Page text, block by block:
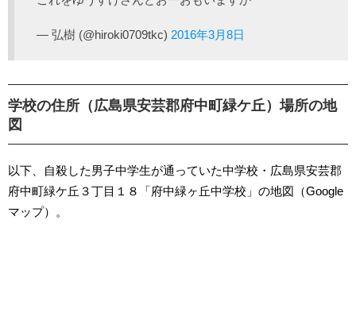
— 弘樹 (@hiroki0709tkc) 2016年3月8日
学校の住所（広島県安芸郡府中町緑ケ丘）場所の地
図
以下、自殺した男子中学生が通っていた中学校・広島県安芸郡
府中町緑ケ丘３丁目１８「府中緑ヶ丘中学校」の地図（Google
マップ）。